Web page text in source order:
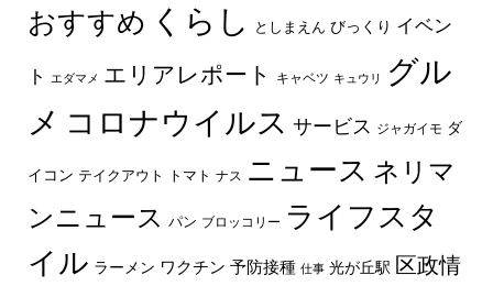
おすすめ くらし としまえん びっくり イベン
ト エダマメ エリアレポート キャベツ キュウリ
グル
メ コロナウイルス サービス ジャガイモ ダ
イコン テイクアウト トマト ナス ニュース ネリマ
ンニュース パン ブロッコリー ライフスタ
イル ラーメン ワクチン 予防接種 仕事 光が丘駅 区政情